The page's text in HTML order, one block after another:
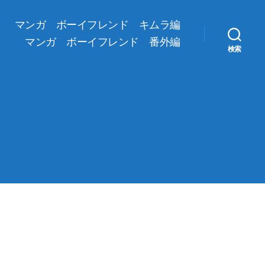
マンガ ボーイフレンド キムラ編
マンガ ボーイフレンド 番外編
検索